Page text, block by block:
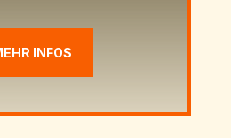
INFOS